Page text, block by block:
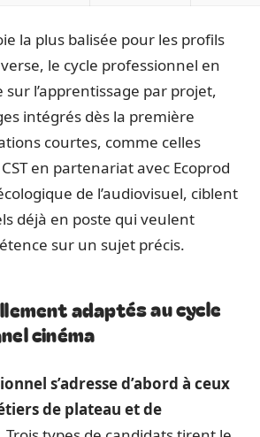
la plus balisée pour les profils
le cycle professionnel en
sur l’apprentissage par projet,
intégrés dès la première
courtes, comme celles
en partenariat avec Ecoprod
de l’audiovisuel, ciblent
déjà en poste qui veulent
sur un sujet précis.
adaptés au cycle
cinéma
s’adresse d’abord à ceux
de plateau et de